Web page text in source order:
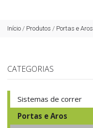
Início / Produtos / Portas e Aros
CATEGORIAS
Sistemas de correr
Portas e Aros